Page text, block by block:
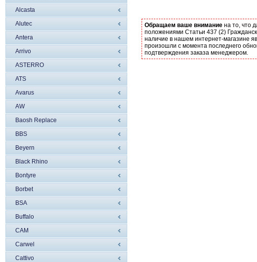
Alcasta
Alutec
Antera
Arrivo
ASTERRO
ATS
Avarus
AW
Baosh Replace
BBS
Beyern
Black Rhino
Bontyre
Borbet
BSA
Buffalo
CAM
Carwel
Cattivo
Обращаем ваше внимание на то, что
положениями Статьи 437 (2)
наличие в нашем интернет-магазине
произошли с момента последнего
подтверждения заказа менеджером.